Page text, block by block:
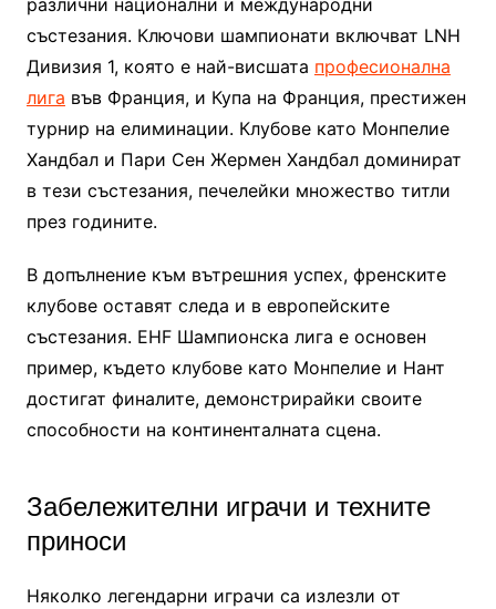
различни национални и международни
състезания. Ключови шампионати включват LNH
Дивизия 1, която е най-висшата професионална
лига във Франция, и Купа на Франция, престижен
турнир на елиминации. Клубове като Монпелие
Хандбал и Пари Сен Жермен Хандбал доминират
в тези състезания, печелейки множество титли
през годините.
В допълнение към вътрешния успех, френските
клубове оставят следа и в европейските
състезания. EHF Шампионска лига е основен
пример, където клубове като Монпелие и Нант
достигат финалите, демонстрирайки своите
способности на континенталната сцена.
Забележителни играчи и техните
приноси
Няколко легендарни играчи са излезли от